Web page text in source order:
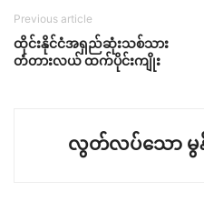
Previous article
ထိုင်းနိုင်ငံအရှည်ဆုံးသစ်သား
တံတားလယ် ထက်ပိုင်းကျိုး
လွတ်လပ်သော မွ